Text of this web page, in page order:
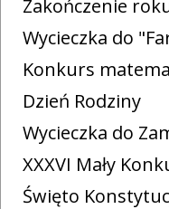
Zakończenie
Wycieczka do
Konkurs
Dzień Rodziny
Wycieczka do
XXXVI Mały
Święto